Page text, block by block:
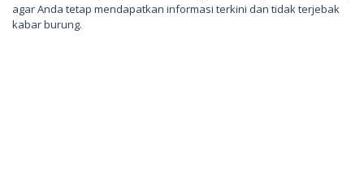
agar Anda tetap mendapatkan informasi terkini dan tidak terjebak
kabar burung.